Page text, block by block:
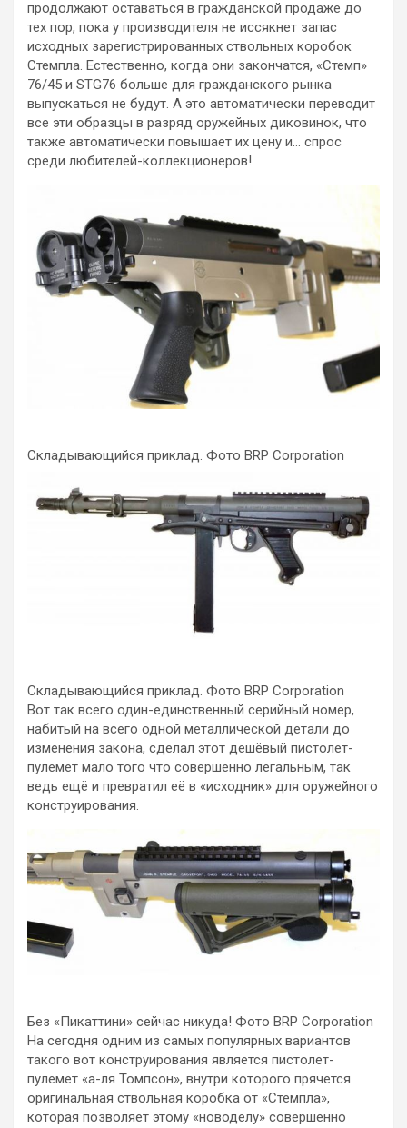
продолжают оставаться в гражданской продаже до
тех пор, пока у производителя не иссякнет запас
исходных зарегистрированных ствольных коробок
Стемпла. Естественно, когда они закончатся, «Стемп»
76/45 и STG76 больше для гражданского рынка
выпускаться не будут. А это автоматически переводит
все эти образцы в разряд оружейных диковинок, что
также автоматически повышает их цену и… спрос
среди любителей-коллекционеров!
Складывающийся приклад. Фото BRP Corporation
Складывающийся приклад. Фото BRP Corporation
Вот так всего один-единственный серийный номер,
набитый на всего одной металлической детали до
изменения закона, сделал этот дешёвый пистолет-
пулемет мало того что совершенно легальным, так
ведь ещё и превратил её в «исходник» для оружейного
конструирования.
Без «Пикаттини» сейчас никуда! Фото BRP Corporation
На сегодня одним из самых популярных вариантов
такого вот конструирования является пистолет-
пулемет «а-ля Томпсон», внутри которого прячется
оригинальная ствольная коробка от «Стемпла»,
которая позволяет этому «новоделу» совершенно